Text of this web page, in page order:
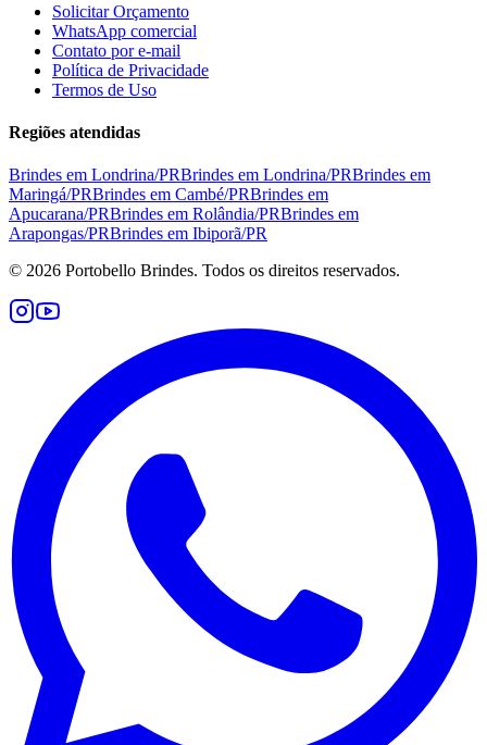
Solicitar Orçamento
WhatsApp comercial
Contato por e-mail
Política de Privacidade
Termos de Uso
Regiões atendidas
Brindes em Londrina/PRBrindes em Londrina/PRBrindes em
Maringá/PRBrindes em Cambé/PRBrindes em
Apucarana/PRBrindes em Rolândia/PRBrindes em
Arapongas/PRBrindes em Ibiporã/PR
© 2026 Portobello Brindes. Todos os direitos reservados.